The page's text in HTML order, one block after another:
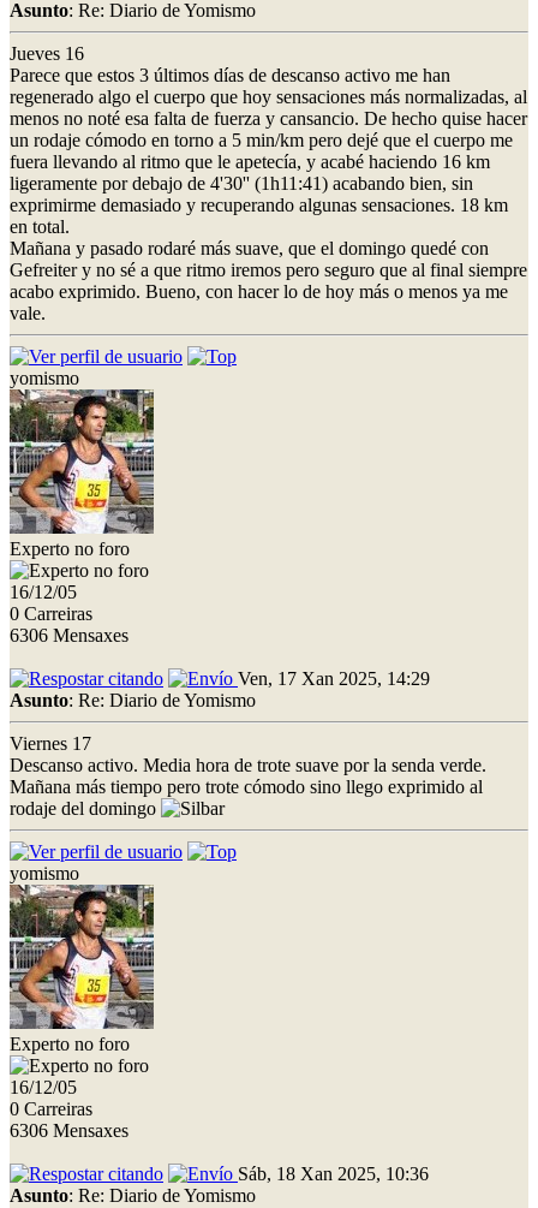
Asunto: Re: Diario de Yomismo
Jueves 16
Parece que estos 3 últimos días de descanso activo me han
regenerado algo el cuerpo que hoy sensaciones más normalizadas, al
menos no noté esa falta de fuerza y cansancio. De hecho quise hacer
un rodaje cómodo en torno a 5 min/km pero dejé que el cuerpo me
fuera llevando al ritmo que le apetecía, y acabé haciendo 16 km
ligeramente por debajo de 4'30'' (1h11:41) acabando bien, sin
exprimirme demasiado y recuperando algunas sensaciones. 18 km
en total.
Mañana y pasado rodaré más suave, que el domingo quedé con
Gefreiter y no sé a que ritmo iremos pero seguro que al final siempre
acabo exprimido. Bueno, con hacer lo de hoy más o menos ya me
vale.
yomismo
Experto no foro
16/12/05
0 Carreiras
6306 Mensaxes
Ven, 17 Xan 2025, 14:29
Asunto: Re: Diario de Yomismo
Viernes 17
Descanso activo. Media hora de trote suave por la senda verde.
Mañana más tiempo pero trote cómodo sino llego exprimido al
rodaje del domingo
yomismo
Experto no foro
16/12/05
0 Carreiras
6306 Mensaxes
Sáb, 18 Xan 2025, 10:36
Asunto: Re: Diario de Yomismo